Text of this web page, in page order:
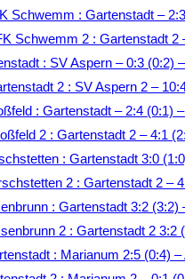
Schwemm : Gartenstadt –
Schwemm 2 : Gartenstadt 2
: SV Aspern – 0:3 (0:2)
2 : SV Aspern 2 –
: Gartenstadt – 2:4 (0:1)
2 : Gartenstadt 2 – 4:1
: Gartenstadt 3:0
2 : Gartenstadt 2 –
: Gartenstadt 3:2 (3:2)
2 : Gartenstadt 2 3:2
: Marianum 2:5 (0:4)